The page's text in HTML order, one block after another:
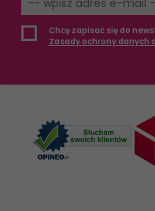
Chcę zapisać się do
Zasady ochrony danych